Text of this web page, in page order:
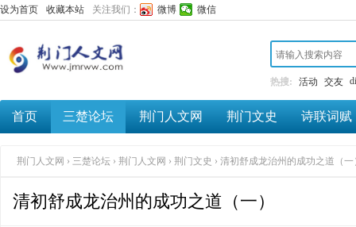
设为首页 收藏本站 关注我们： 微博 微信
热搜: 活动 交友
首页 三楚论坛 荆门人文网 荆门文史 诗联词赋
荆门人文网 › 三楚论坛 › 荆门人文网 › 荆门文史 › 清初舒成龙治州的成功之道（一
清初舒成龙治州的成功之道（一）